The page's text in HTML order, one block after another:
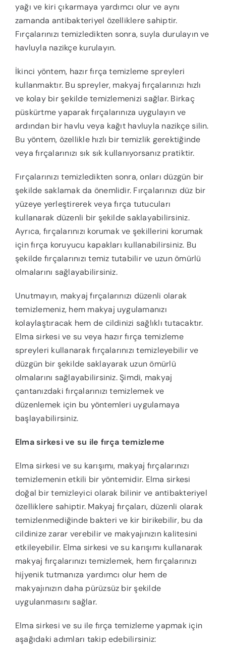
yağı ve kiri çıkarmaya yardımcı olur ve aynı
zamanda antibakteriyel özelliklere sahiptir.
Fırçalarınızı temizledikten sonra, suyla durulayın ve
havluyla nazikçe kurulayın.
İkinci yöntem, hazır fırça temizleme spreyleri
kullanmaktır. Bu spreyler, makyaj fırçalarınızı hızlı
ve kolay bir şekilde temizlemenizi sağlar. Birkaç
püskürtme yaparak fırçalarınıza uygulayın ve
ardından bir havlu veya kağıt havluyla nazikçe silin.
Bu yöntem, özellikle hızlı bir temizlik gerektiğinde
veya fırçalarınızı sık sık kullanıyorsanız pratiktir.
Fırçalarınızı temizledikten sonra, onları düzgün bir
şekilde saklamak da önemlidir. Fırçalarınızı düz bir
yüzeye yerleştirerek veya fırça tutucuları
kullanarak düzenli bir şekilde saklayabilirsiniz.
Ayrıca, fırçalarınızı korumak ve şekillerini korumak
için fırça koruyucu kapakları kullanabilirsiniz. Bu
şekilde fırçalarınızı temiz tutabilir ve uzun ömürlü
olmalarını sağlayabilirsiniz.
Unutmayın, makyaj fırçalarınızı düzenli olarak
temizlemeniz, hem makyaj uygulamanızı
kolaylaştıracak hem de cildinizi sağlıklı tutacaktır.
Elma sirkesi ve su veya hazır fırça temizleme
spreyleri kullanarak fırçalarınızı temizleyebilir ve
düzgün bir şekilde saklayarak uzun ömürlü
olmalarını sağlayabilirsiniz. Şimdi, makyaj
çantanızdaki fırçalarınızı temizlemek ve
düzenlemek için bu yöntemleri uygulamaya
başlayabilirsiniz.
Elma sirkesi ve su ile fırça temizleme
Elma sirkesi ve su karışımı, makyaj fırçalarınızı
temizlemenin etkili bir yöntemidir. Elma sirkesi
doğal bir temizleyici olarak bilinir ve antibakteriyel
özelliklere sahiptir. Makyaj fırçaları, düzenli olarak
temizlenmediğinde bakteri ve kir birikebilir, bu da
cildinize zarar verebilir ve makyajınızın kalitesini
etkileyebilir. Elma sirkesi ve su karışımı kullanarak
makyaj fırçalarınızı temizlemek, hem fırçalarınızı
hijyenik tutmanıza yardımcı olur hem de
makyajınızın daha pürüzsüz bir şekilde
uygulanmasını sağlar.
Elma sirkesi ve su ile fırça temizleme yapmak için
aşağıdaki adımları takip edebilirsiniz: